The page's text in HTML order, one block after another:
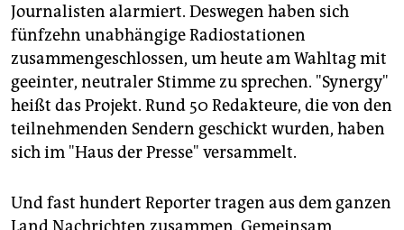
Journalisten alarmiert. Deswegen haben sich
fünfzehn unabhängige Radiostationen
zusammengeschlossen, um heute am Wahltag mit
geeinter, neutraler Stimme zu sprechen. "Synergy"
heißt das Projekt. Rund 50 Redakteure, die von den
teilnehmenden Sendern geschickt wurden, haben
sich im "Haus der Presse" versammelt.
Und fast hundert Reporter tragen aus dem ganzen